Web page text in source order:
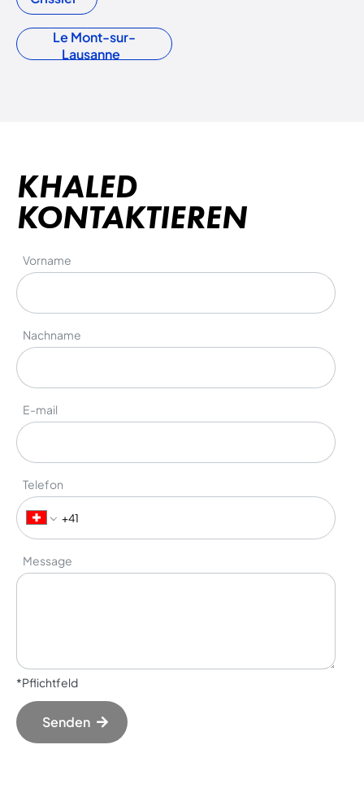
Le Mont-sur-
Lausanne
KHALED
KONTAKTIEREN
Vorname
Nachname
E-mail
Telefon
Message
*Pflichtfeld
Senden